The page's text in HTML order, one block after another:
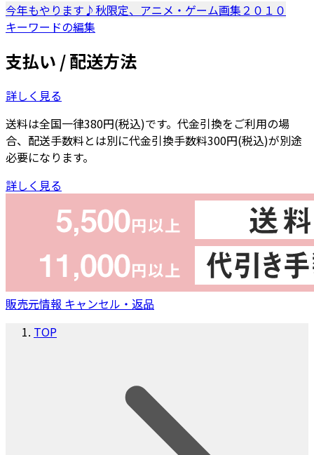
今年もやります♪秋限定、アニメ・ゲーム画集２０１０
キーワードの編集
支払い / 配送方法
詳しく見る
送料は全国一律380円(税込)です。代金引換をご利用の場
合、配送手数料とは別に代金引換手数料300円(税込)が別途
必要になります。
詳しく見る
販売元情報 キャンセル・返品
TOP